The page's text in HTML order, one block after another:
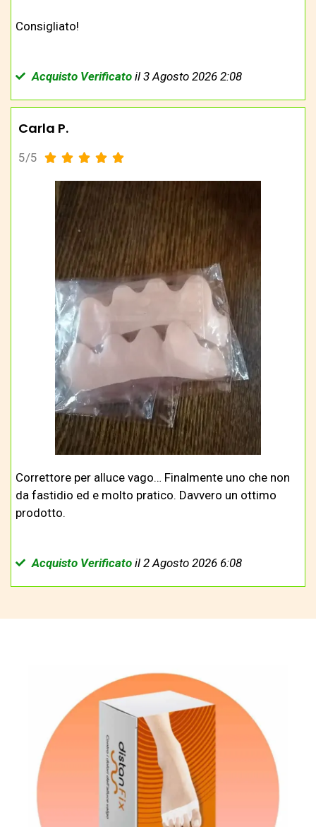
Consigliato!
Acquisto Verificatoil 3 Agosto 2026 2:08
Carla P.
5/5     
Correttore per alluce vago… Finalmente uno che non
da fastidio ed e molto pratico. Davvero un ottimo
prodotto.
Acquisto Verificatoil 2 Agosto 2026 6:08